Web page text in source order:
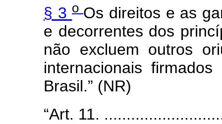
§ 3o Os direitos e as
e decorrentes dos
não excluem outros
internacionais
Brasil.” (NR)
“Art. 11.